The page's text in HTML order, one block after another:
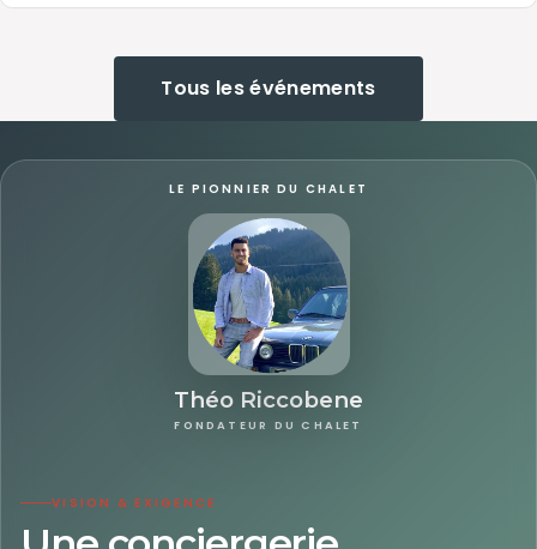
Tous les événements
LE PIONNIER DU CHALET
Théo Riccobene
FONDATEUR DU CHALET
VISION & EXIGENCE